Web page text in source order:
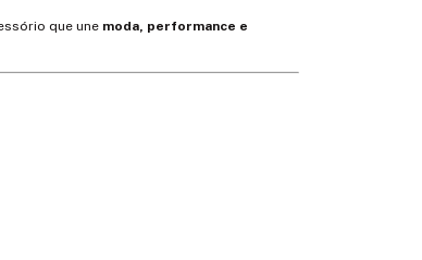
que une moda, performance e